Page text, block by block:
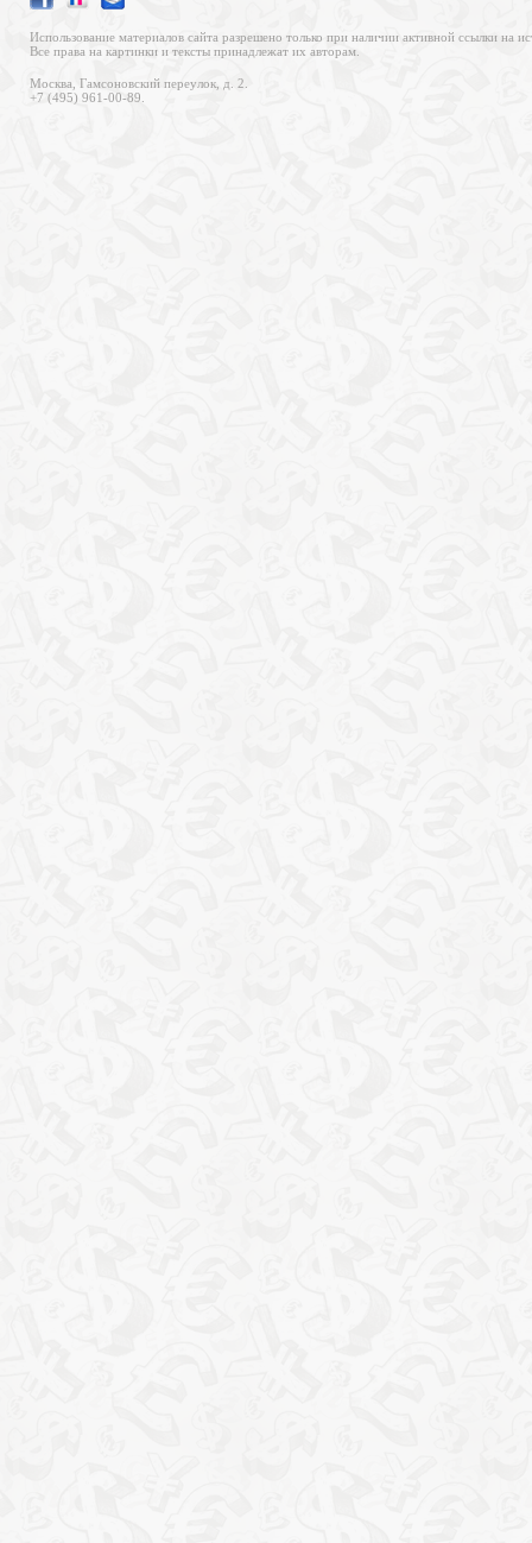
Использование материалов сайта разрешено только при наличии активной ссылки на
Все права на картинки и тексты принадлежат их авторам.
Москва, Гамсоновский переулок, д. 2.
+7 (495) 961-00-89.